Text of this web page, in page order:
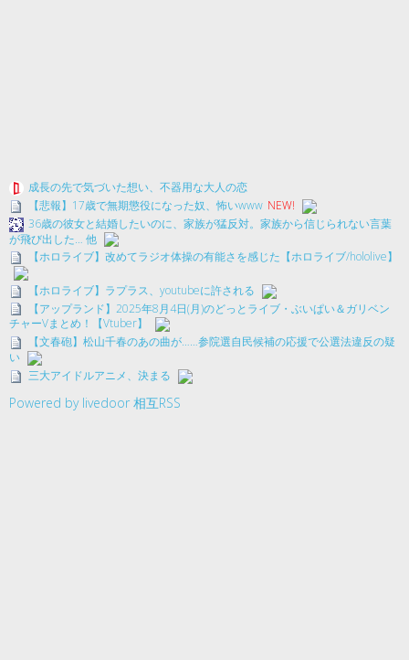
成長の先で気づいた想い、不器用な大人の恋
【悲報】17歳で無期懲役になった奴、怖いwww NEW!
36歳の彼女と結婚したいのに、家族が猛反対。家族から信じられない言葉
が飛び出した… 他
【ホロライブ】改めてラジオ体操の有能さを感じた【ホロライブ/hololive】
【ホロライブ】ラプラス、youtubeに許される
【アップランド】2025年8月4日(月)のどっとライブ・ぶいぱい＆ガリベン
チャーVまとめ！【Vtuber】
【文春砲】松山千春のあの曲が……参院選自民候補の応援で公選法違反の疑
い
三大アイドルアニメ、決まる
Powered by livedoor 相互RSS